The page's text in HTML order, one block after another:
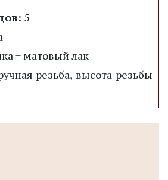
5
+ матовый лак
резьба, высота резьбы